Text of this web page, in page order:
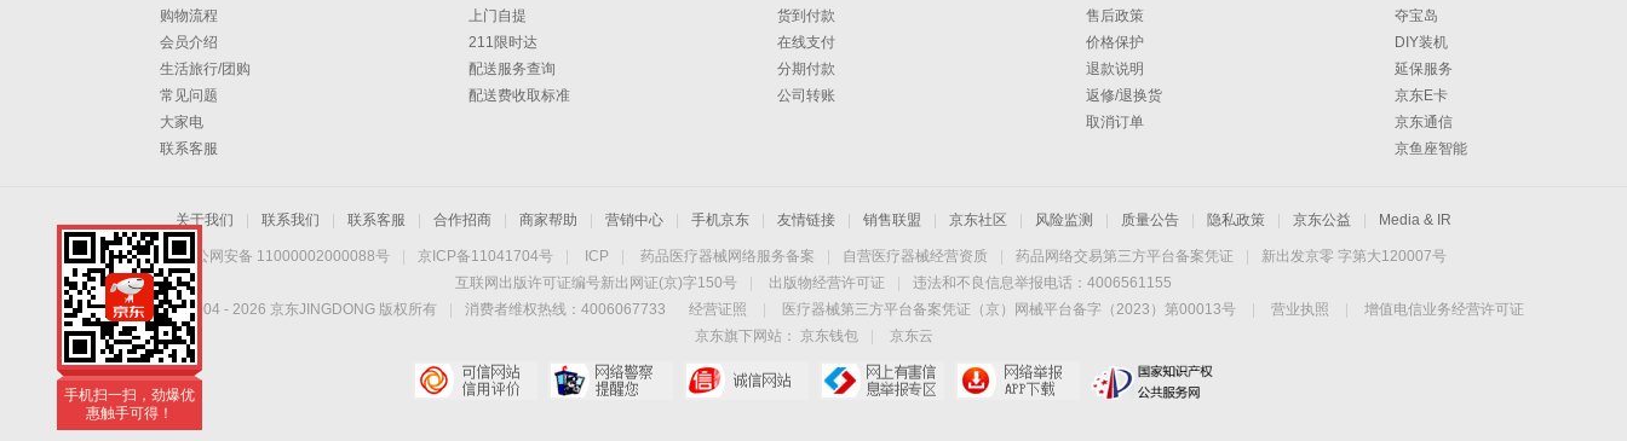
购物流程
会员介绍
生活旅行/团购
常见问题
大家电
联系客服
上门自提
211限时达
配送服务查询
配送费收取标准
货到付款
在线支付
分期付款
公司转账
售后政策
价格保护
退款说明
返修/退换货
取消订单
夺宝岛
DIY装机
延保服务
京东E卡
京东通信
京鱼座智能
关于我们 联系我们 联系客服 合作招商 商家帮助 营销中心 手机京东 友情链接 销售联盟 京东社区 风险监测 质量公告 隐私政策 京东公益 Media & IR
京公网安备 11000002000088号 京ICP备11041704号 ICP 药品医疗器械网络服务备案 自营医疗器械经营资质 药品网络交易第三方平台备案凭证
新出发京零 字第大120007号
互联网出版许可证编号新出网证(京)字150号
出版物经营许可证
违法和不良信息举报电话：4006561155
Copyright © 2004 - 2026 京东JINGDONG 版权所有 消费者维权热线：4006067733 经营证照 医疗器械第三方平台备案凭证（京）网械平台备字（2023）第00013号 营业执照
增值电信业务经营许可证
京东旗下网站：
京东钱包
京东云
手机扫一扫，劲爆优
惠触手可得！
手机扫一扫，劲爆优
惠触手可得！